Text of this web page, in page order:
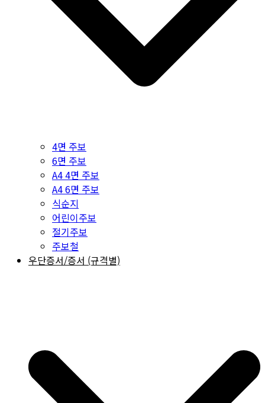
4면 주보
6면 주보
A4 4면 주보
A4 6면 주보
식순지
어린이주보
절기주보
주보철
우단증서/증서 (규격별)